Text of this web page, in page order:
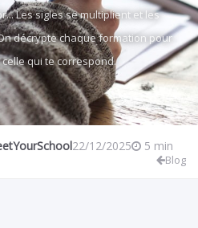
Les sigles se multiplient et les
décrypte chaque formation pour
qui te correspond.
22/12/2025 5 min
Blog